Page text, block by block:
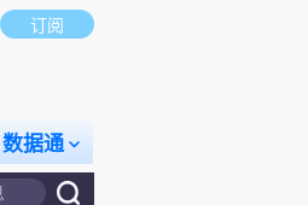
订阅
数据通